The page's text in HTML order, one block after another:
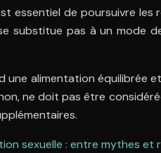
essentiel de poursuivre les
substitue pas à un mode
alimentation équilibrée
ne doit pas être
sexuelle : entre mythes et